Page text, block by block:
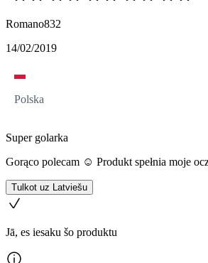
Romano832
14/02/2019
Polska
Super golarka
Gorąco polecam ☺️ Produkt spełnia moje
Tulkot uz Latviešu
Jā, es iesaku šo produktu